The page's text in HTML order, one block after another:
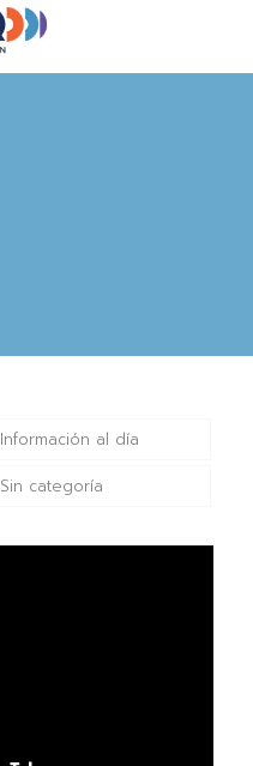
Información al día
Sin categoría